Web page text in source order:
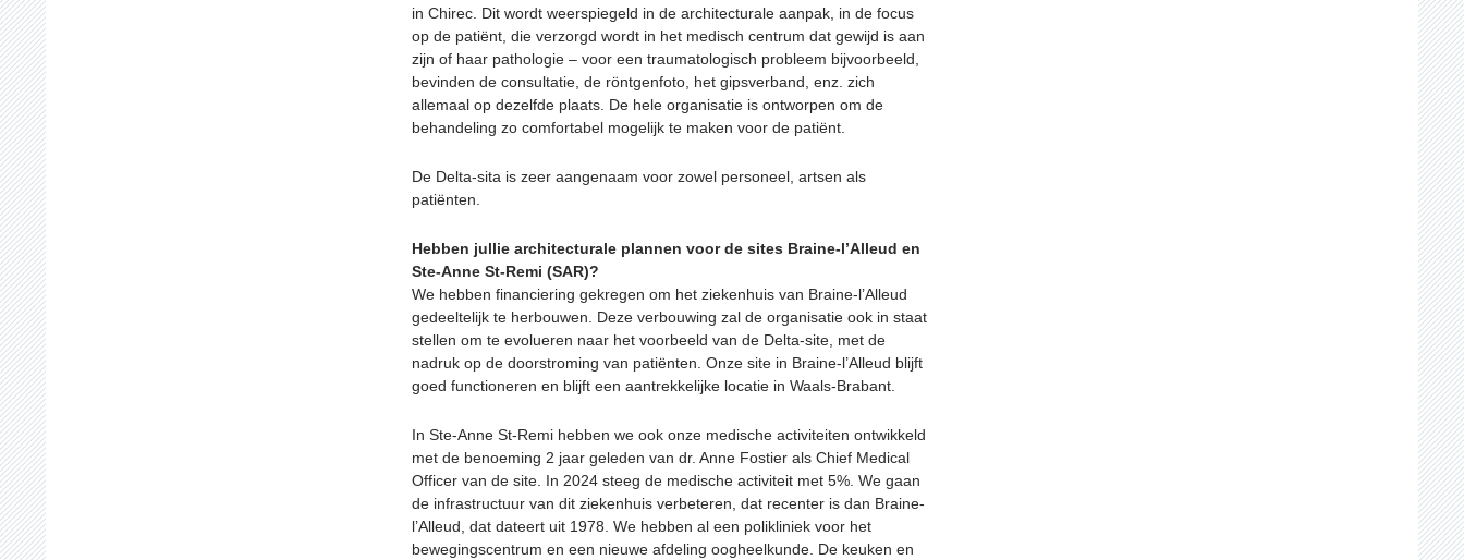
in Chirec. Dit wordt weerspiegeld in de architecturale aanpak, in de focus
op de patiënt, die verzorgd wordt in het medisch centrum dat gewijd is aan
zijn of haar pathologie – voor een traumatologisch probleem bijvoorbeeld,
bevinden de consultatie, de röntgenfoto, het gipsverband, enz. zich
allemaal op dezelfde plaats. De hele organisatie is ontworpen om de
behandeling zo comfortabel mogelijk te maken voor de patiënt.
De Delta-sita is zeer aangenaam voor zowel personeel, artsen als
patiënten.
Hebben jullie architecturale plannen voor de sites Braine-l’Alleud en
Ste-Anne St-Remi (SAR)?
We hebben financiering gekregen om het ziekenhuis van Braine-l’Alleud
gedeeltelijk te herbouwen. Deze verbouwing zal de organisatie ook in staat
stellen om te evolueren naar het voorbeeld van de Delta-site, met de
nadruk op de doorstroming van patiënten. Onze site in Braine-l’Alleud blijft
goed functioneren en blijft een aantrekkelijke locatie in Waals-Brabant.
In Ste-Anne St-Remi hebben we ook onze medische activiteiten ontwikkeld
met de benoeming 2 jaar geleden van dr. Anne Fostier als Chief Medical
Officer van de site. In 2024 steeg de medische activiteit met 5%. We gaan
de infrastructuur van dit ziekenhuis verbeteren, dat recenter is dan Braine-
l’Alleud, dat dateert uit 1978. We hebben al een polikliniek voor het
bewegingscentrum en een nieuwe afdeling oogheelkunde. De keuken en